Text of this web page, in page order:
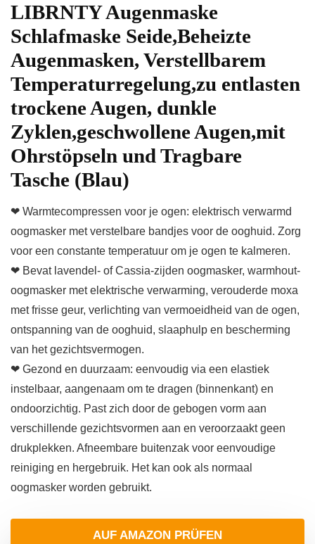
LIBRNTY Augenmaske
Schlafmaske Seide,Beheizte
Augenmasken, Verstellbarem
Temperaturregelung,zu entlasten
trockene Augen, dunkle
Zyklen,geschwollene Augen,mit
Ohrstöpseln und Tragbare
Tasche (Blau)
❤ Warmtecompressen voor je ogen: elektrisch verwarmd
oogmasker met verstelbare bandjes voor de ooghuid. Zorg
voor een constante temperatuur om je ogen te kalmeren.
❤ Bevat lavendel- of Cassia-zijden oogmasker, warmhout-
oogmasker met elektrische verwarming, verouderde moxa
met frisse geur, verlichting van vermoeidheid van de ogen,
ontspanning van de ooghuid, slaaphulp en bescherming
van het gezichtsvermogen.
❤ Gezond en duurzaam: eenvoudig via een elastiek
instelbaar, aangenaam om te dragen (binnenkant) en
ondoorzichtig. Past zich door de gebogen vorm aan
verschillende gezichtsvormen aan en veroorzaakt geen
drukplekken. Afneembare buitenzak voor eenvoudige
reiniging en hergebruik. Het kan ook als normaal
oogmasker worden gebruikt.
AUF AMAZON PRÜFEN